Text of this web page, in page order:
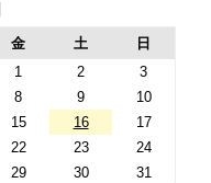
金 土
日
1
2
3
8 9
10
15 16
17
22 23
24
29 30 31